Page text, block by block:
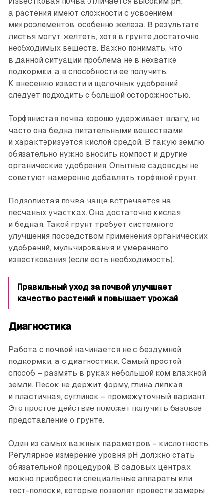
а растения имеют сложности с усвоением
микроэлементов, особенно железа. В результате
листья могут желтеть, хотя в грунте достаточно
необходимых веществ. Важно понимать, что
в данной ситуации проблема не в нехватке
подкормки, а в способности ее получить.
К внесению извести и щелочных удобрений
следует подходить с большой осторожностью.
Торфянистая почва хорошо удерживает влагу, но
часто она бедна питательными веществами
и характеризуется кислой средой. В такую землю
обязательно нужно вносить компост и другие
органические удобрения. Опытные садоводы не
советуют намеренно добавлять торфяной грунт.
Подзолистая почва чаще встречается на
песчаных участках. Она достаточно кислая
и бедная. Такой грунт требует системного
улучшения посредством применения органических
удобрений, мульчирования и умеренного
известкования (если есть необходимость).
Правильный уход за почвой улучшает
качество растений и повышает урожай
Диагностика
Работа с почвой начинается не с бездумной
подкормки, а с диагностики. Самый простой
способ – размять в руках небольшой ком влажной
земли. Песок не держит форму, глина липкая
и пластичная, суглинок – промежуточный вариант.
Это простое действие поможет получить базовое
представление о грунте.
Один из самых важных параметров – кислотность.
Регулярное измерение уровня pH должно стать
обязательной процедурой. В садовых центрах
можно приобрести специальные аппараты или
тест-полоски, которые позволят провести замеры